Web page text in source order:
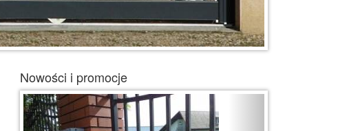
Nowości i promocje
Previous